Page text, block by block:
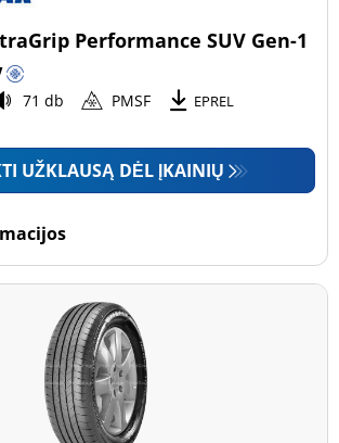
Performance SUV Gen-1
71 db PMSF EPREL
UŽKLAUSĄ DĖL ĮKAINIŲ